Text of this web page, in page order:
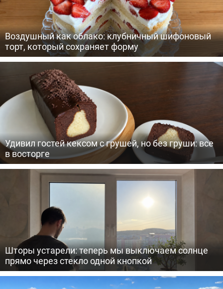
Воздушный как облако: клубничный шифоновый
торт, который сохраняет форму
Удивил гостей кексом с грушей, но без груши: все
в восторге
Шторы устарели: теперь мы выключаем солнце
прямо через стекло одной кнопкой